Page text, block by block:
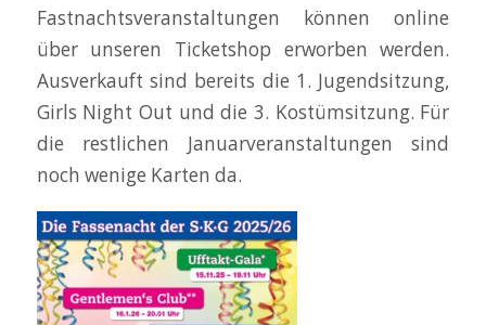
Fastnachtsveranstaltungen können online
über unseren Ticketshop erworben werden.
Ausverkauft sind bereits die 1. Jugendsitzung,
Girls Night Out und die 3. Kostümsitzung. Für
die restlichen Januarveranstaltungen sind
noch wenige Karten da.